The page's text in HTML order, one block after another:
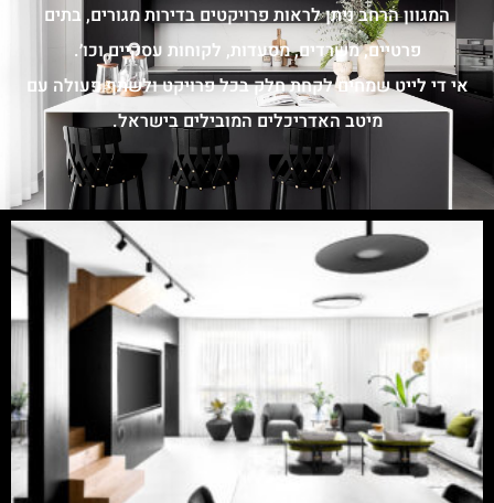
המגוון הרחב ניתן לראות פרויקטים בדירות מגורים, בתים
פרטיים, משרדים, מסעדות, לקוחות עסקיים וכו׳.
אי די לייט שמחים לקחת חלק בכל פרויקט ולשתף פעולה עם
מיטב האדריכלים המובילים בישראל.